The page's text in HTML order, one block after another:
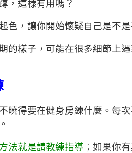
，這樣有用嗎？
色，讓你開始懷疑自己是不
的樣子，可能在很多細節上
曉得要在健身房練什麼。每
法就是請教練指導 ；如果你